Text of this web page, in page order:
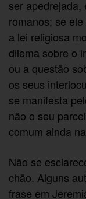
ser apedrejada,
romanos; se
a lei religiosa
dilema sobre o
ou a questão
os seus
se manifesta
não o seu
comum ainda
Não se
chão. Alguns
frase em